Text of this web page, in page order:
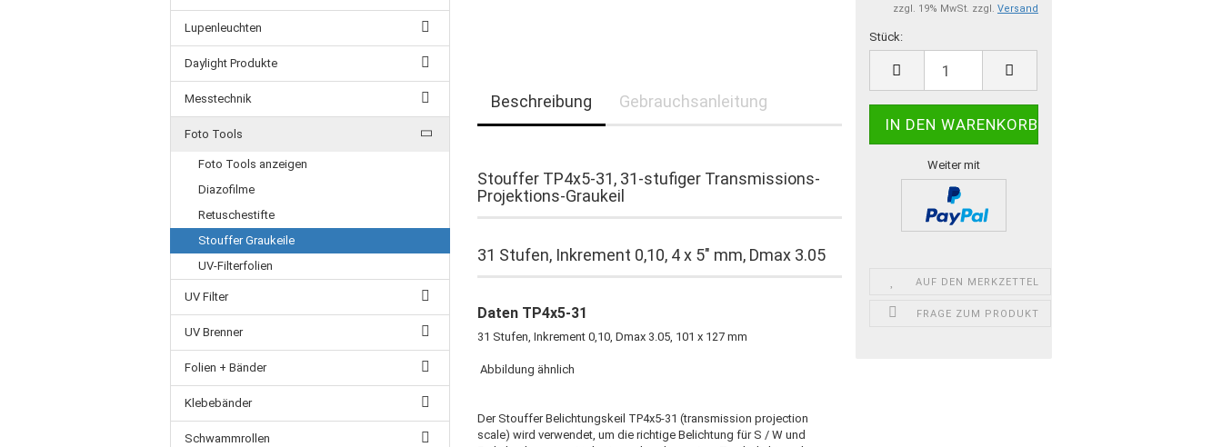
zzgl. 19% MwSt. zzgl. Versand
Stück:
Stück
Weiter mit
AUF DEN MERKZETTEL
FRAGE ZUM PRODUKT
Beschreibung Gebrauchsanleitung
Stouffer TP4x5-31, 31-stufiger Transmissions-
Projektions-Graukeil
31 Stufen, Inkrement 0,10, 4 x 5" mm, Dmax 3.05
Daten TP4x5-31
31 Stufen, Inkrement 0,10, Dmax 3.05, 101 x 127 mm
Abbildung ähnlich
Der Stouffer Belichtungskeil TP4x5-31 (transmission projection
scale) wird verwendet, um die richtige Belichtung für S / W und
Lupenleuchten
Daylight Produkte
Messtechnik
Foto Tools
Foto Tools anzeigen
Diazofilme
Retuschestifte
Stouffer Graukeile
UV-Filterfolien
UV Filter
UV Brenner
Folien + Bänder
Klebebänder
Schwammrollen